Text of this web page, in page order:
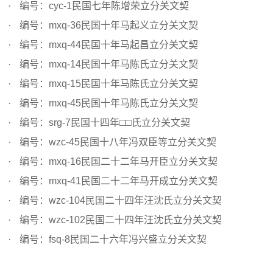
编号：cyc-1民国七年陈增荣立分关文契
编号：mxq-36民国十年马起义立分关文契
编号：mxq-44民国十年马起昌立分关文契
编号：mxq-14民国十年马陈氏立分关文契
编号：mxq-15民国十年马陈氏立分关文契
编号：mxq-45民国十年马陈氏立分关文契
编号：srg-7民国十四年□□氏立分关文契
编号：wzc-45民国十八年冯双臣等立分关文契
编号：mxq-16民国二十二年马开臣立分关文契
编号：mxq-41民国二十二年马开成立分关文契
编号：wzc-104民国二十四年汪沈氏立分关文契
编号：wzc-102民国二十四年汪沈氏立分关文契
编号：fsq-8民国二十六年冯兴盛立分关文契